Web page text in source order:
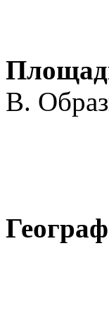
В.